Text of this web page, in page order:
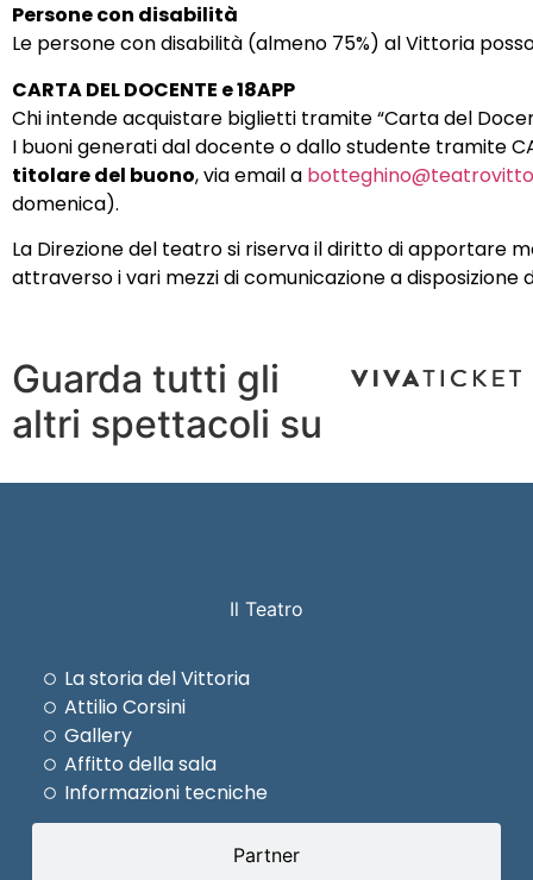
Persone con disabilità
Le persone con disabilità (almeno 75%) al Vittoria
CARTA DEL DOCENTE e 18APP
Chi intende acquistare biglietti tramite “Carta del
I buoni generati dal docente o dallo studente tramite
titolare del buono, via email a
domenica).
La Direzione del teatro si riserva il diritto di apportare
attraverso i vari mezzi di comunicazione a
Guarda tutti gli
altri spettacoli su
Il Teatro
Partner
La storia del Vittoria
Attilio Corsini
Gallery
Affitto della sala
Informazioni tecniche